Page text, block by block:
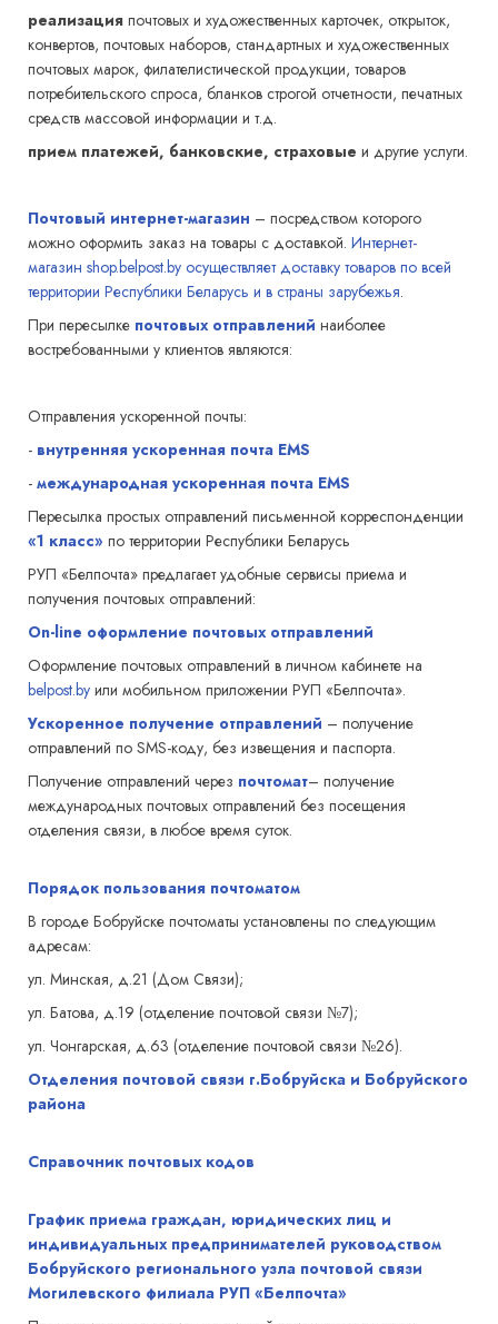
реализация почтовых и художественных карточек, открыток,
конвертов, почтовых наборов, стандартных и художественных
почтовых марок, филателистической продукции, товаров
потребительского спроса, бланков строгой отчетности, печатных
средств массовой информации и т.д.
прием платежей, банковские, страховые и другие услуги.
Почтовый интернет-магазин – посредством которого
можно оформить заказ на товары с доставкой. Интернет-
магазин shop.belpost.by осуществляет доставку товаров по всей
территории Республики Беларусь и в страны зарубежья.
При пересылке почтовых отправлений наиболее
востребованными у клиентов являются:
Отправления ускоренной почты:
- внутренняя ускоренная почта EMS
- международная ускоренная почта EMS
Пересылка простых отправлений письменной корреспонденции
«1 класс» по территории Республики Беларусь
РУП «Белпочта» предлагает удобные сервисы приема и
получения почтовых отправлений:
On-line оформление почтовых отправлений
Оформление почтовых отправлений в личном кабинете на
belpost.by или мобильном приложении РУП «Белпочта».
Ускоренное получение отправлений – получение
отправлений по SMS-коду, без извещения и паспорта.
Получение отправлений через почтомат– получение
международных почтовых отправлений без посещения
отделения связи, в любое время суток.
Порядок пользования почтоматом
В городе Бобруйске почтоматы установлены по следующим
адресам:
ул. Минская, д.21 (Дом Связи);
ул. Батова, д.19 (отделение почтовой связи №7);
ул. Чонгарская, д.63 (отделение почтовой связи №26).
Отделения почтовой связи г.Бобруйска и Бобруйского
района
Справочник почтовых кодов
График приема граждан, юридических лиц и
индивидуальных предпринимателей руководством
Бобруйского регионального узла почтовой связи
Могилевского филиала РУП «Белпочта»